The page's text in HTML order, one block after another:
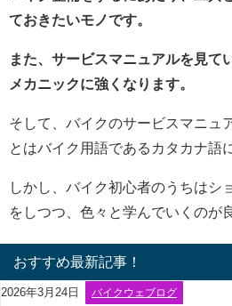
ておきたいモノです。
また、サービスマニュアルを見て
メカニックに強くなります。
そして、バイクのサービスマニュ
とはバイク用語であるカタカナ語
しかし、バイク初心者のうちはシ
をしつつ、色々と学んでいくのが
おすすめ最新記事！
2026年3月24日 バイクウェブログ